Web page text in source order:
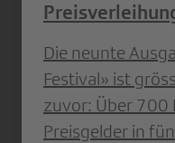
Die neunte
Festival» ist
zuvor: Über 700
Preisgelder in